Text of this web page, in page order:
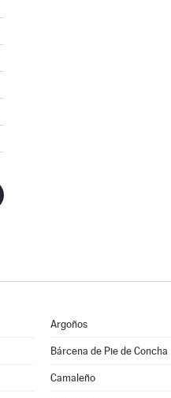
Argoños
Bárcena de Pie de Concha
Camaleño